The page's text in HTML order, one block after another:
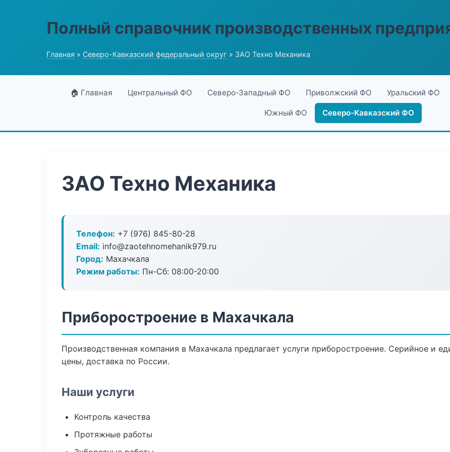
Полный справочник производственных
Главная » Северо-Кавказский федеральный округ » ЗАО Техно Механика
🏠 Главная Центральный ФО Северо-Западный ФО Приволжский ФО Уральский ФО
Южный ФО Северо-Кавказский ФО
ЗАО Техно Механика
Телефон: +7 (976) 845-80-28
Email: info@zaotehnomehanik979.ru
Город: Махачкала
Режим работы: Пн-Сб: 08:00-20:00
Приборостроение в Махачкала
Производственная компания в Махачкала предлагает услуги приборостроение. Серийное и
цены, доставка по России.
Наши услуги
Контроль качества
Протяжные работы